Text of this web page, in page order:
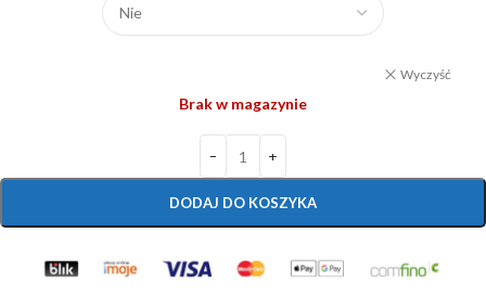
Wyczyść
Brak w magazynie
DODAJ DO KOSZYKA